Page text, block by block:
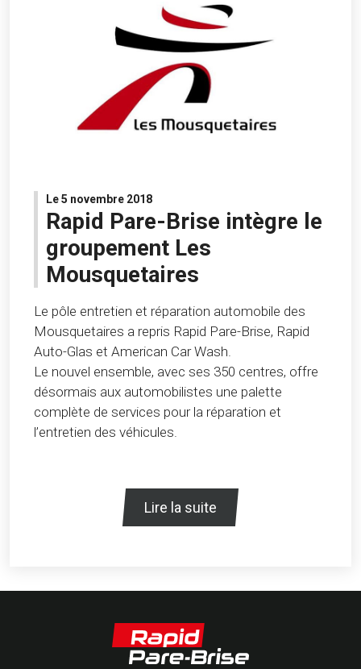
Le 5 novembre 2018
Rapid Pare-Brise intègre le
groupement Les
Mousquetaires
Le pôle entretien et réparation automobile des
Mousquetaires a repris Rapid Pare-Brise, Rapid
Auto-Glas et American Car Wash.
Le nouvel ensemble, avec ses 350 centres, offre
désormais aux automobilistes une palette
complète de services pour la réparation et
l’entretien des véhicules.
Lire la suite